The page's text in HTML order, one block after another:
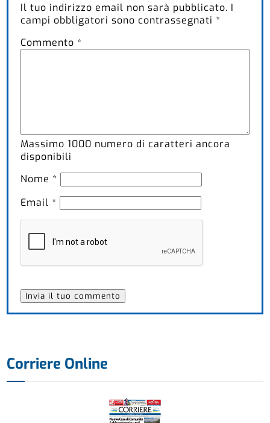
Il tuo indirizzo email non sarà pubblicato. I
campi obbligatori sono contrassegnati *
Commento *
Massimo1000 numero di caratteri ancora
disponibili
Nome *
Email *
Corriere Online